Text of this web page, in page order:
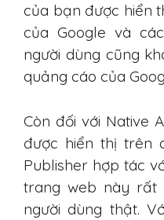
của bạn được hiển
của Google và
người dùng cũng
quảng cáo của
Còn đối với Native
được hiển thị trên
Publisher hợp tác
trang web này
người dùng thật.